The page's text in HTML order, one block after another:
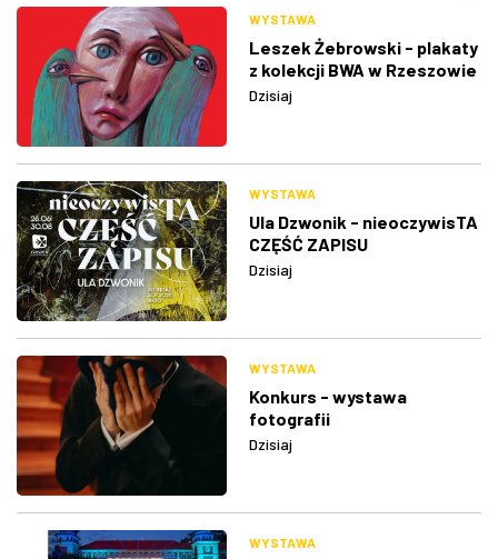
WYSTAWA
Leszek Żebrowski - plakaty
z kolekcji BWA w Rzeszowie
Dzisiaj
WYSTAWA
Ula Dzwonik - nieoczywisTA
CZĘŚĆ ZAPISU
Dzisiaj
WYSTAWA
Konkurs - wystawa
fotografii
Dzisiaj
WYSTAWA